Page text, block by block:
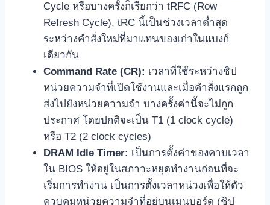
Cycle หรือบางครั้งก็เรียกว่า tRFC (Row
Refresh Cycle), tRC นี้เป็นช่วงเวลาต่ำสุด
ระหว่างคำสั่งใหม่ที่มาแทนของเก่าในแบงก์
เดียวกัน
Command Rate (CR): เวลาที่ใช้ระหว่างชิป
หน่วยความจำที่เปิดใช้งานและเมื่อคำสั่งแรกถูก
ส่งไปยังหน่วยความจำ บางครั้งค่านี้จะไม่ถูก
ประกาศ โดยปกติจะเป็น T1 (1 clock cycle)
หรือ T2 (2 clock cycles)
DRAM Idle Timer: เป็นการตั้งค่าของคาบเวลา
ใน BIOS ให้อยู่ในสภาวะหยุดทำงานก่อนที่จะ
เริ่มการทำงาน เป็นการตั้งเวลาหน่วงเพื่อให้ตัว
ควบคุมหน่วยความจำที่อยู่บนเมนบอร์ด (ชิป